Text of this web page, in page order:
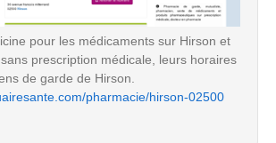
pour les médicaments sur Hirson et
prescription médicale, leurs horaires
de garde de Hirson.
pharmacie/hirson-02500